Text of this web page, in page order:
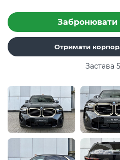
Забронювати
Отримати
Застава